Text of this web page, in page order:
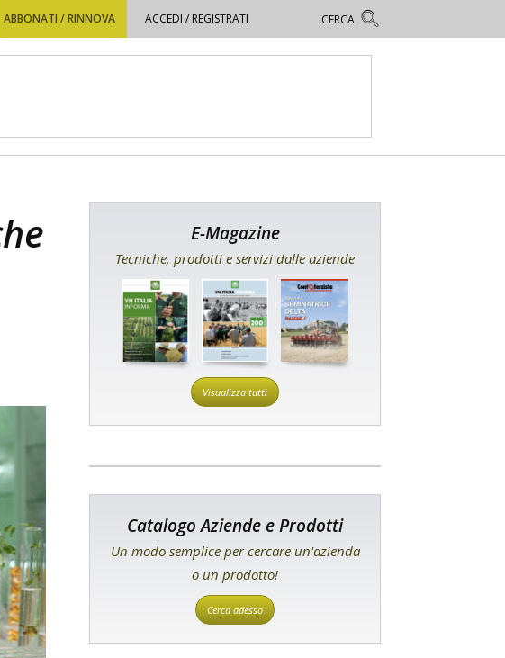
ABBONATI / RINNOVA ACCEDI / REGISTRATI
E-Magazine
Tecniche, prodotti e servizi dalle aziende
Visualizza tutti
Catalogo Aziende e Prodotti
Un modo semplice per cercare un'azienda
o un prodotto!
Cerca adesso